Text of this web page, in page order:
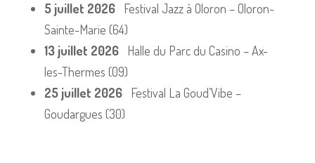
5 juillet 2026 Festival Jazz à Oloron – Oloron-
Sainte-Marie (64)
13 juillet 2026 Halle du Parc du Casino – Ax-
les-Thermes (09)
25 juillet 2026 Festival La Goud’Vibe –
Goudargues (30)